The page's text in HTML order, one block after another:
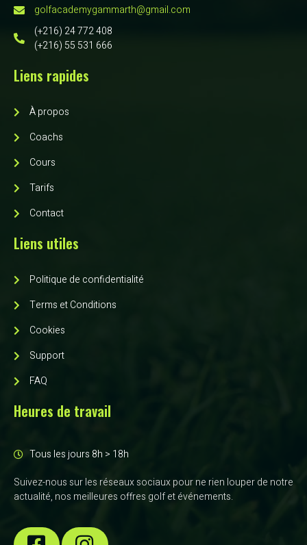
golfacademygammarth@gmail.com
(+216) 24 772 408
(+216) 55 531 666
Liens rapides
À propos
Coachs
Cours
Tarifs
Contact
Liens utiles
Politique de confidentialité
Terms et Conditions
Cookies
Support
FAQ
Heures de travail
Tous les jours 8h > 18h
Suivez-nous sur les réseaux sociaux pour ne rien louper de notre
actualité, nos meilleures offres golf et événements.